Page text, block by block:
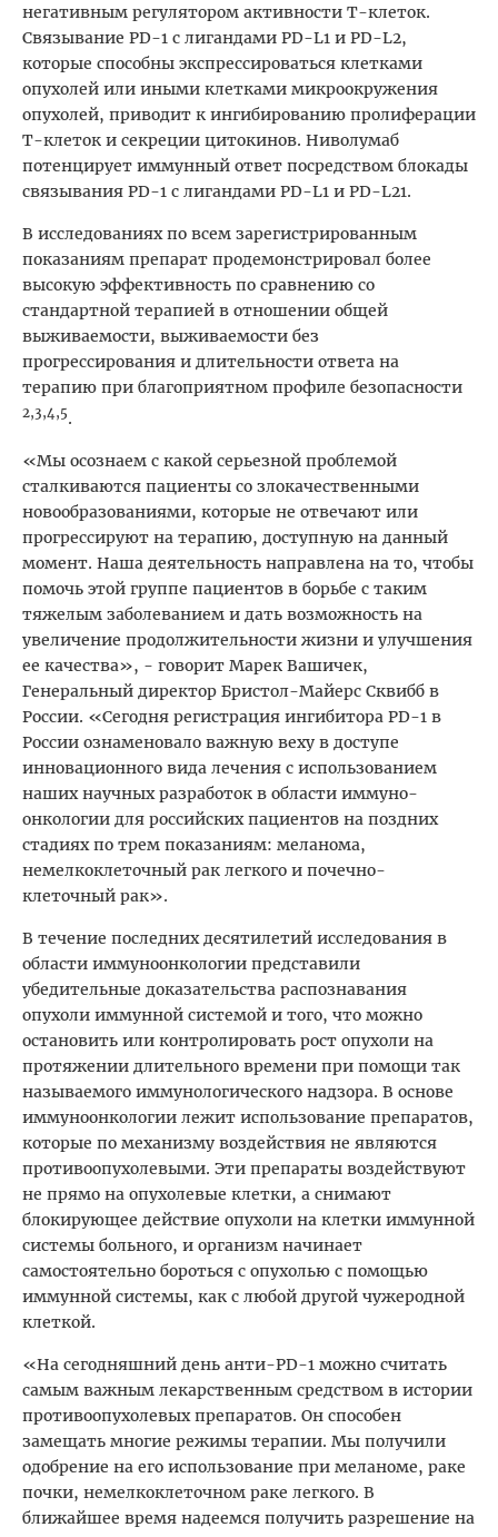
негативным регулятором активности Т-клеток.
Связывание PD-1 с лигандами PD-L1 и PD-L2,
которые способны экспрессироваться клетками
опухолей или иными клетками микроокружения
опухолей, приводит к ингибированию пролиферации
Т-клеток и секреции цитокинов. Ниволумаб
потенцирует иммунный ответ посредством блокады
связывания PD-1 с лигандами PD-L1 и PD-L21.
В исследованиях по всем зарегистрированным
показаниям препарат продемонстрировал более
высокую эффективность по сравнению со
стандартной терапией в отношении общей
выживаемости, выживаемости без
прогрессирования и длительности ответа на
терапию при благоприятном профиле безопасности
2,3,4,5.
«Мы осознаем с какой серьезной проблемой
сталкиваются пациенты со злокачественными
новообразованиями, которые не отвечают или
прогрессируют на терапию, доступную на данный
момент. Наша деятельность направлена на то, чтобы
помочь этой группе пациентов в борьбе с таким
тяжелым заболеванием и дать возможность на
увеличение продолжительности жизни и улучшения
ее качества», - говорит Марек Вашичек,
Генеральный директор Бристол-Майерс Сквибб в
России. «Сегодня регистрация ингибитора PD-1 в
России ознаменовало важную веху в доступе
инновационного вида лечения с использованием
наших научных разработок в области иммуно-
онкологии для российских пациентов на поздних
стадиях по трем показаниям: меланома,
немелкоклеточный рак легкого и почечно-
клеточный рак».
В течение последних десятилетий исследования в
области иммуноонкологии представили
убедительные доказательства распознавания
опухоли иммунной системой и того, что можно
остановить или контролировать рост опухоли на
протяжении длительного времени при помощи так
называемого иммунологического надзора. В основе
иммуноонкологии лежит использование препаратов,
которые по механизму воздействия не являются
противоопухолевыми. Эти препараты воздействуют
не прямо на опухолевые клетки, а снимают
блокирующее действие опухоли на клетки иммунной
системы больного, и организм начинает
самостоятельно бороться с опухолью с помощью
иммунной системы, как с любой другой чужеродной
клеткой.
«На сегодняшний день анти-PD-1 можно считать
самым важным лекарственным средством в истории
противоопухолевых препаратов. Он способен
замещать многие режимы терапии. Мы получили
одобрение на его использование при меланоме, раке
почки, немелкоклеточном раке легкого. В
ближайшее время надеемся получить разрешение на